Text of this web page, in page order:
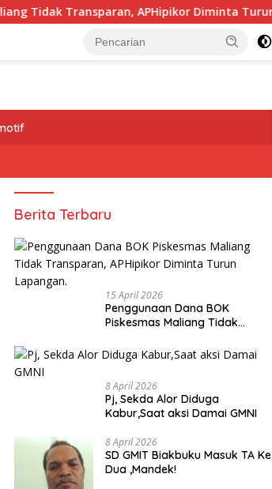
APHipikor Diminta Turun Lapangan.
Berita Terbaru
15 April 2026
Penggunaan Dana BOK
Piskesmas Maliang Tidak
Turun Lapangan.
8 April 2026
Pj, Sekda Alor Diduga
Kabur,Saat aksi Damai GMNI
8 April 2026
SD GMIT Biakbuku Masuk TA Ke
Dua ,Mandek!